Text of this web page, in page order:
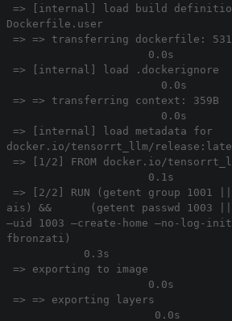
=> [internal] load build
Dockerfile.user
=> => transferring
0.0s
=> [internal] load
0.0s
=> => transferring
0.0s
=> [internal] load metadata for
docker.io/tensorrt_llm/
=> [1/2] FROM docker.io/
0.1s
=> [2/2] RUN (getent group 1001 ||
ais) && (getent passwd 1003 ||
–uid 1003 –create-home –no-log-
0.3s
=> exporting
0.0s
=> =>
0.0s